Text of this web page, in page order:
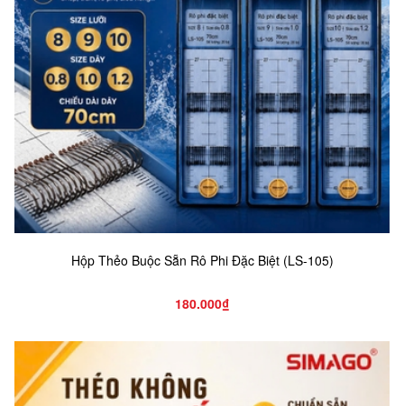
Hộp Thẻo Buộc Sẵn Rô Phi Đặc Biệt (LS-105)
180.000₫